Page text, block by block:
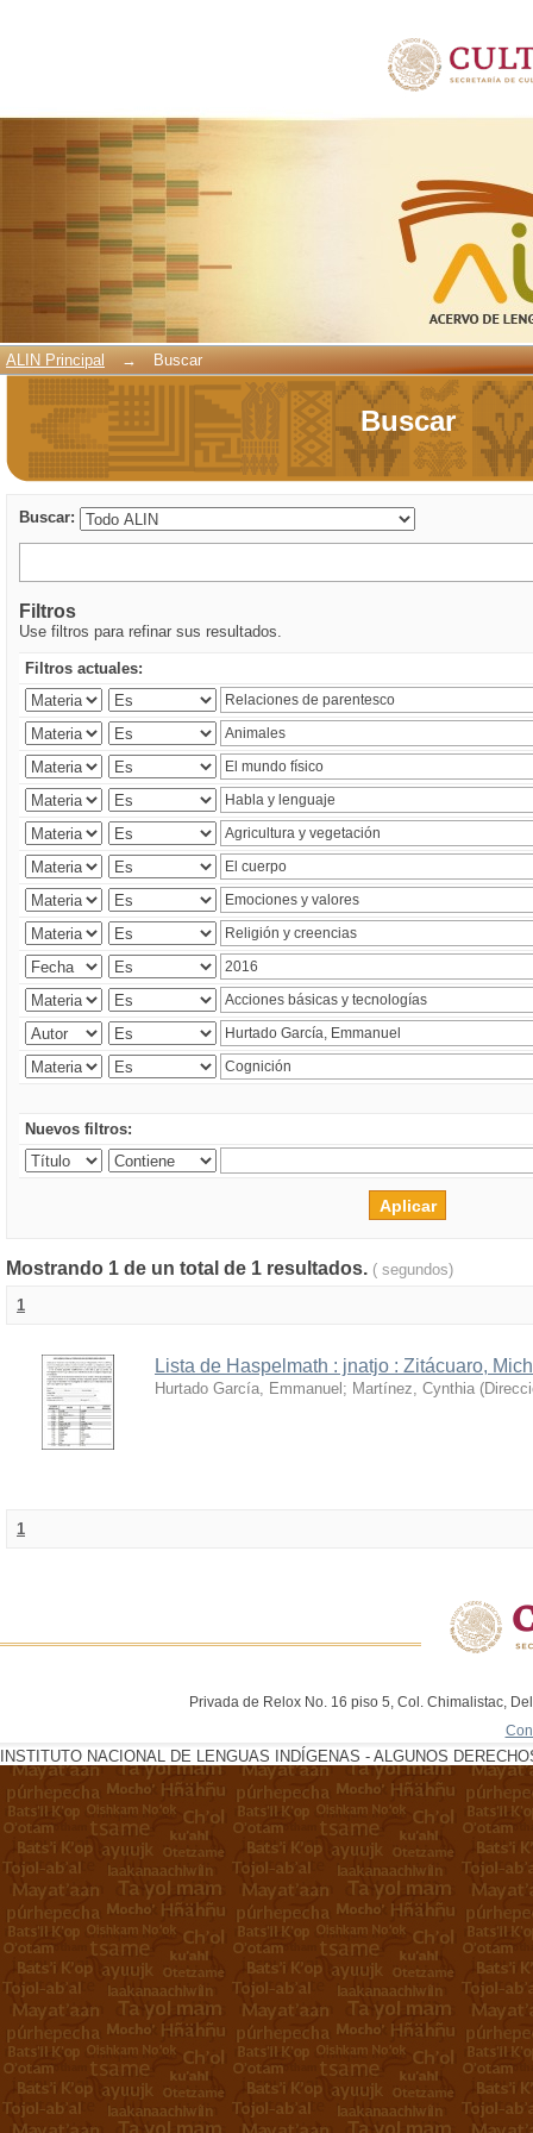
ALIN Principal → Buscar
Buscar
Buscar:
Filtros
Use filtros para refinar sus resultados.
Filtros actuales:
Nuevos filtros:
Mostrando 1 de un total de 1 resultados. ( segundos)
1
Lista de Haspelmath : jnatjo : Zitácuaro,
Hurtado García, Emmanuel ; Martínez, Cynthia (
1
Privada de Relox No. 16 piso 5, Col. Chimalistac,
INSTITUTO NACIONAL DE LENGUAS INDÍGENAS - ALGUNOS